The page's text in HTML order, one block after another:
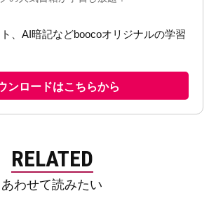
RELATED
あわせて読みたい